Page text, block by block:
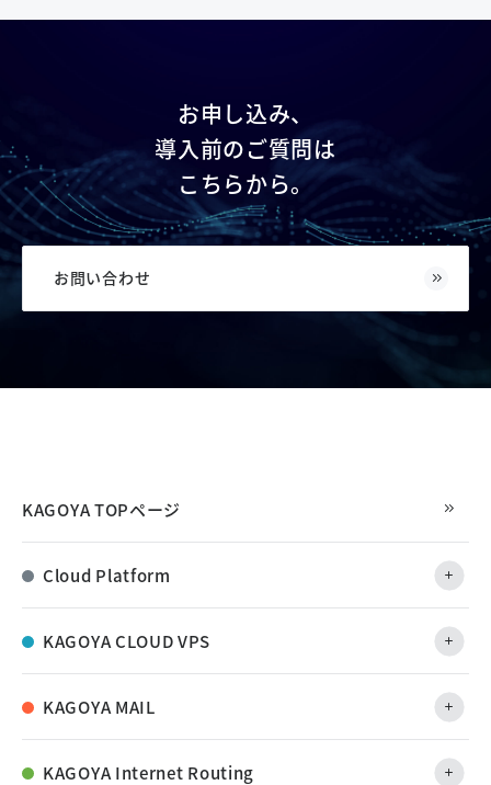
お申し込み、
導入前のご質問は
こちらから。
お問い合わせ
KAGOYA TOPページ
Cloud Platform
KAGOYA CLOUD VPS
KAGOYA MAIL
KAGOYA Internet Routing